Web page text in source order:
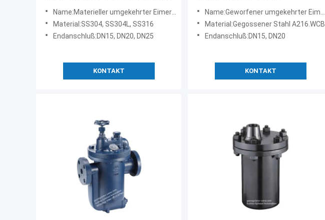
Floss-thermostatischen
Dampfentlüfter
Name:Materieller umgekehrter Eimer-Dampfentlüfter des Edelstahl-780
Material:SS304, SS304L, SS316
Endanschluß:DN15, DN20, DN25
KONTAKT
Leistungsfähigkeits-Faden-
Endanschluss-Art
Name:Geworfener umgekehrter Eimer-StahlDampfentlüfter
Material:Gegossener Stahl A216.WCB
Endanschluß:DN15, DN20
KONTAKT